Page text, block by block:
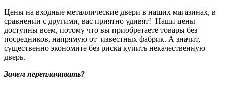
Цены на входные металлические двери в наших магазинах, в
сравнении с другими, вас приятно удивят! Наши цены
доступны всем, потому что вы приобретаете товары без
посредников, напрямую от известных фабрик. А значит,
существенно экономите без риска купить некачественную
дверь.
Зачем переплачивать?